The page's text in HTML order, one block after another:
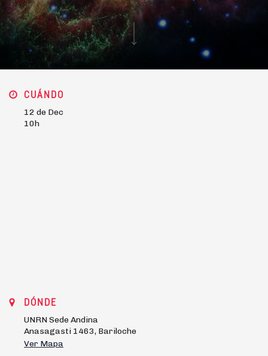
CUÁNDO
12 de Dec
10h
DÓNDE
UNRN Sede Andina
Anasagasti 1463, Bariloche
Ver Mapa